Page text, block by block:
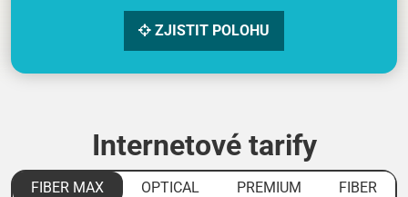
ZJISTIT POLOHU
Internetové tarify
FIBER MAX OPTICAL PREMIUM
FIBER